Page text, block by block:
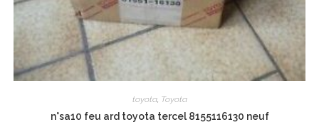
toyota, Toyota
n°sa10 feu ard toyota tercel 8155116130 neuf